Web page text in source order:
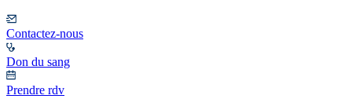
Contactez-nous
Don du sang
Prendre rdv